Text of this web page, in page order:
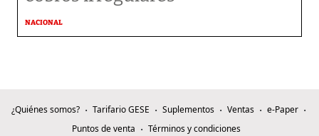
NACIONAL
¿Quiénes somos? Tarifario GESE Suplementos Ventas
e-Paper
Puntos de venta
Términos y condiciones